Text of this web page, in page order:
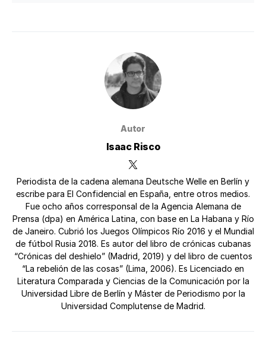
Autor
Isaac Risco
Periodista de la cadena alemana Deutsche Welle en Berlín y
escribe para El Confidencial en España, entre otros medios.
Fue ocho años corresponsal de la Agencia Alemana de
Prensa (dpa) en América Latina, con base en La Habana y Río
de Janeiro. Cubrió los Juegos Olímpicos Río 2016 y el Mundial
de fútbol Rusia 2018. Es autor del libro de crónicas cubanas
“Crónicas del deshielo” (Madrid, 2019) y del libro de cuentos
“La rebelión de las cosas” (Lima, 2006). Es Licenciado en
Literatura Comparada y Ciencias de la Comunicación por la
Universidad Libre de Berlín y Máster de Periodismo por la
Universidad Complutense de Madrid.